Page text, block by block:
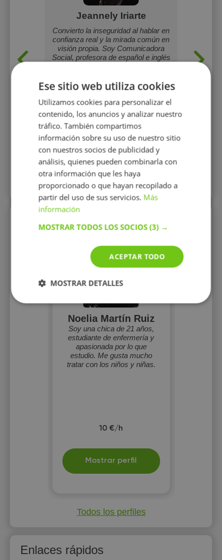
de
Jeannely Iriarte
Convierto la inseguridad al hablar en
confianza real y la mirada común en
visión propia. Soy Comunicadora
Social, profesora de español e inglés
técnica, es ayudarte a expresarte
con claridad, ya sea con palabras o
a través de una imagen.
10 €/h
Mostrar perfil
Más perfiles similares
Perfiles vistos
Noelia Martín Ruiz
Soy una chica de 21 años,
estudiante de enfermería y
apasionada por lo que
estudio. Me gusta mucho
tratar con los niños y niñas.
10 €/h
Mostrar perfil
Todos los perfiles
Enlaces rápidos
Ese sitio web utiliza cookies
Utilizamos cookies para personalizar el
contenido, los anuncios y analizar nuestro
tráfico. También compartimos
información sobre su uso de nuestro sitio
con nuestros socios de publicidad y
análisis, quienes pueden combinarla con
otra información que les haya
proporcionado o que hayan recopilado a
partir del uso de sus servicios. Más
información
MOSTRAR TODOS LOS SOCIOS(3) →
ACEPTAR TODO
MOSTRAR DETALLES